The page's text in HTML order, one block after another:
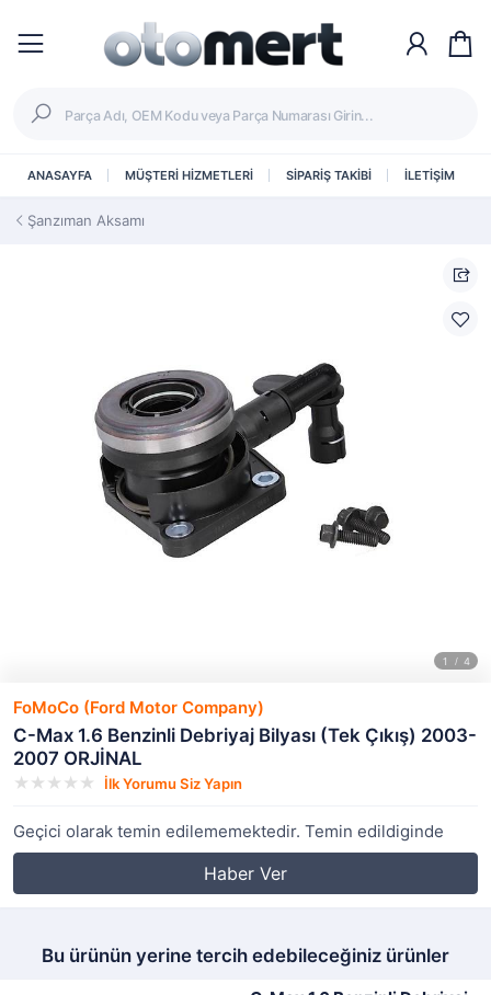
ANASAYFA MÜŞTERİ HİZMETLERİ SİPARİŞ TAKİBİ İLETİŞİM
Şanzıman Aksamı
FoMoCo (Ford Motor Company)
C-Max 1.6 Benzinli Debriyaj Bilyası (Tek Çıkış) 2003-
2007 ORJİNAL
İlk Yorumu Siz Yapın
Geçici olarak temin edilememektedir. Temin edildiginde
Haber Ver
Bu ürünün yerine tercih edebileceğiniz ürünler